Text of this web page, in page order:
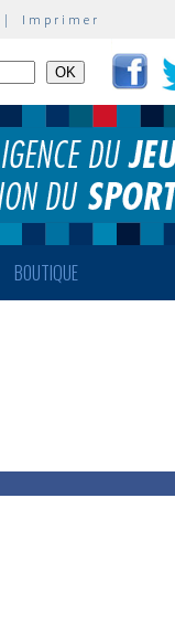
| Imprimer
BOUTIQUE